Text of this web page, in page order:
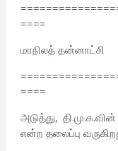
====
மாநிலத் தன்னாட்சி
====
அடுத்து,
என்ற தலைப்பு